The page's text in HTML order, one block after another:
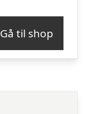
Gå til shop